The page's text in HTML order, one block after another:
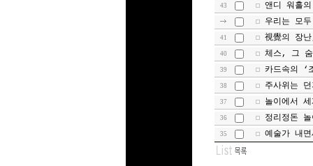
43
앤디 워홀
우리는 모
41 視覺의 장
40 체스, 그 숨
39 카드속의 ‘
38 주사위는
37 놀이에서
36 정리정돈
35 예술가 내